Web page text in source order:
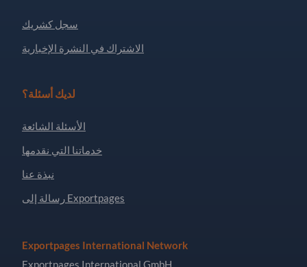
سجل كشريك
الاشتراك في النشرة الإخبارية
لديك أسئلة؟
الأسئلة الشائعة
خدماتنا التي نقدمها
نبذة عنا
رسالة إلى Exportpages
Exportpages International Network
Exportpages International GmbH